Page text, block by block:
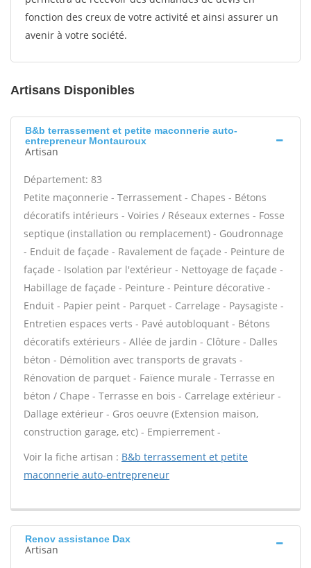
fonction des creux de votre activité et ainsi assurer un
avenir à votre société.
Artisans Disponibles
B&b terrassement et petite maconnerie auto-
entrepreneur Montauroux
Artisan
Département: 83
Petite maçonnerie - Terrassement - Chapes - Bétons
décoratifs intérieurs - Voiries / Réseaux externes - Fosse
septique (installation ou remplacement) - Goudronnage
- Enduit de façade - Ravalement de façade - Peinture de
façade - Isolation par l'extérieur - Nettoyage de façade -
Habillage de façade - Peinture - Peinture décorative -
Enduit - Papier peint - Parquet - Carrelage - Paysagiste -
Entretien espaces verts - Pavé autobloquant - Bétons
décoratifs extérieurs - Allée de jardin - Clôture - Dalles
béton - Démolition avec transports de gravats -
Rénovation de parquet - Faïence murale - Terrasse en
béton / Chape - Terrasse en bois - Carrelage extérieur -
Dallage extérieur - Gros oeuvre (Extension maison,
construction garage, etc) - Empierrement -
Voir la fiche artisan : B&b terrassement et petite
maconnerie auto-entrepreneur
Renov assistance Dax
Artisan